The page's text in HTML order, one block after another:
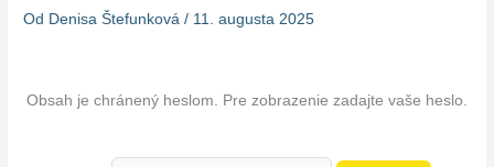
Od Denisa Štefunková/ 11. augusta 2025
Obsah je chránený heslom. Pre zobrazenie zadajte vaše heslo.